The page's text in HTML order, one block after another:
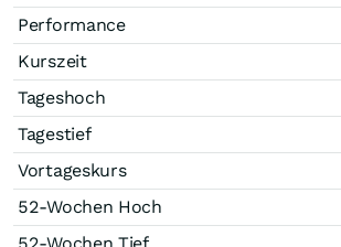
Performance
Kurszeit
Tageshoch
Tagestief
Vortageskurs
52-Wochen Hoch